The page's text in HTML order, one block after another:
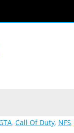
, Call Of Duty, NFS,